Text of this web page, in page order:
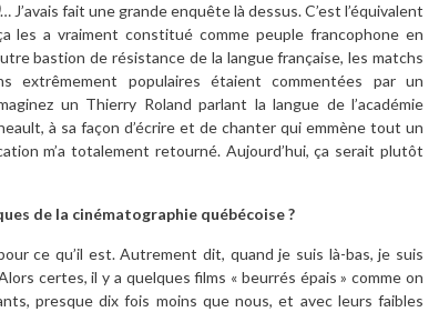
… J’avais fait une grande enquête là dessus. C’est l’équivalent
les a vraiment constitué comme peuple francophone en
bastion de résistance de la langue française, les matchs
extrêmement populaires étaient commentées par un
un Thierry Roland parlant la langue de l’académie
à sa façon d’écrire et de chanter qui emmène tout un
m’a totalement retourné. Aujourd’hui, ça serait plutôt
de la cinématographie québécoise ?
ce qu’il est. Autrement dit, quand je suis là-bas, je suis
certes, il y a quelques films « beurrés épais » comme on
presque dix fois moins que nous, et avec leurs faibles